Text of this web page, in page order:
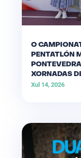
O
PENTATLÓN
XORNADAS
Xul 14, 2026